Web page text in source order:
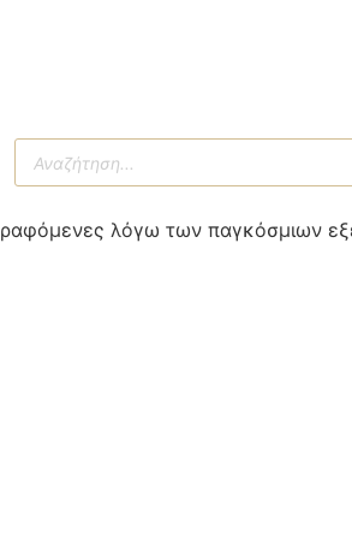
Αναζήτηση
προϊόντων
λόγω των παγκόσμιων